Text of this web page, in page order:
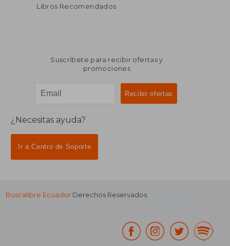
Libros Recomendados
Suscríbete para recibir ofertas y
promociones
¿Necesitas ayuda?
Ir a Centro de Soporte
Buscalibre Ecuador Derechos Reservados.